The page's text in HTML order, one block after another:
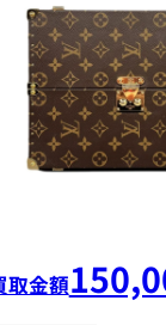
取金額